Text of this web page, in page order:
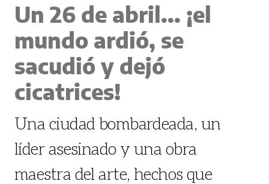
Un 26 de abril... ¡el
mundo ardió, se
sacudió y dejó
cicatrices!
Una ciudad bombardeada, un
líder asesinado y una obra
maestra del arte, hechos que